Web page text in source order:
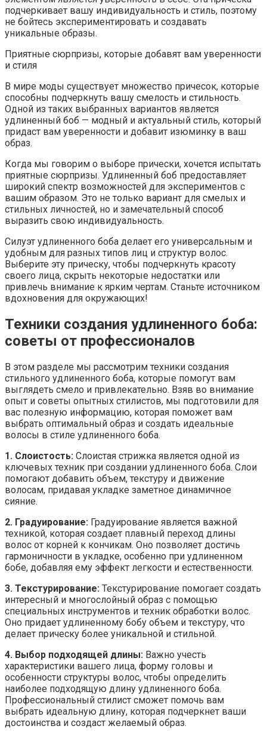
подчеркивает вашу индивидуальность и стиль, поэтому
не бойтесь экспериментировать и создавать
уникальные образы.
Приятные сюрпризы, которые добавят вам уверенности
и стиля
В мире моды существует множество причесок, которые
способны подчеркнуть вашу смелость и стильность.
Одной из таких выбранных вариантов является
удлиненный боб — модный и актуальный стиль, который
придаст вам уверенности и добавит изюминку в ваш
образ.
Когда мы говорим о выборе прически, хочется испытать
приятные сюрпризы. Удлиненный боб предоставляет
широкий спектр возможностей для экспериментов с
вашим образом. Это не только вариант для смелых и
стильных личностей, но и замечательный способ
выразить свою индивидуальность.
Силуэт удлиненного боба делает его универсальным и
удобным для разных типов лиц и структур волос.
Выберите эту прическу, чтобы подчеркнуть красоту
своего лица, скрыть некоторые недостатки или
привлечь внимание к ярким чертам. Станьте источником
вдохновения для окружающих!
Техники создания удлиненного боба:
советы от профессионалов
В этом разделе мы рассмотрим техники создания
стильного удлиненного боба, которые помогут вам
выглядеть смело и привлекательно. Взяв во внимание
опыт и советы опытных стилистов, мы подготовили для
вас полезную информацию, которая поможет вам
выбрать оптимальный образ и создать идеальные
волосы в стиле удлиненного боба.
1. Слоистость: Слоистая стрижка является одной из
ключевых техник при создании удлиненного боба. Слои
помогают добавить объем, текстуру и движение
волосам, придавая укладке заметное динамичное
сияние.
2. Градуирование: Градуирование является важной
техникой, которая создает плавный переход длины
волос от корней к кончикам. Оно позволяет достичь
гармоничности в укладке, особенно при удлиненном
бобе, добавляя ему эффект легкости и естественности.
3. Текстурирование: Текстурирование помогает создать
интересный и многослойный образ с помощью
специальных инструментов и техник обработки волос.
Оно придает удлиненному бобу объем и текстуру, что
делает прическу более уникальной и стильной.
4. Выбор подходящей длины: Важно учесть
характеристики вашего лица, форму головы и
особенности структуры волос, чтобы определить
наиболее подходящую длину удлиненного боба.
Профессиональный стилист сможет помочь вам
выбрать идеальную длину, которая подчеркнет ваши
достоинства и создаст желаемый образ.